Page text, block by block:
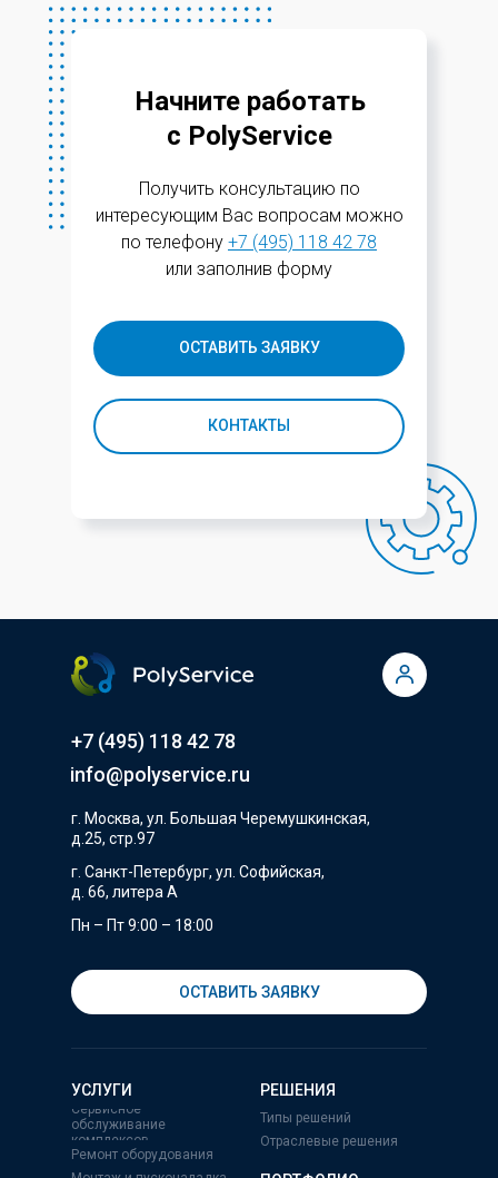
Начните работать
с PolyService
Получить консультацию по
интересующим Вас вопросам можно
по телефону +7 (495) 118 42 78
или заполнив форму
ОСТАВИТЬ ЗАЯВКУ
КОНТАКТЫ
УСЛУГИ РЕШЕНИЯ
+7 (495) 118 42 78
info@polyservice.ru
Типы решений
Отраслевые решения
Сервисное
обслуживание
комплексов
Ремонт оборудования
ОСТАВИТЬ ЗАЯВКУ
г. Москва, ул. Большая Черемушкинская,
д.25, стр.97
г. Санкт-Петербург, ул. Софийская,
д. 66, литера А
Пн – Пт 9:00 – 18:00